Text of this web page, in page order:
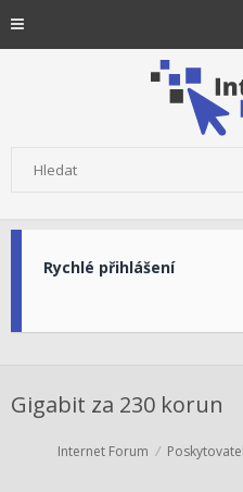
Rychlé přihlášení
Gigabit za 230 korun
Internet Forum